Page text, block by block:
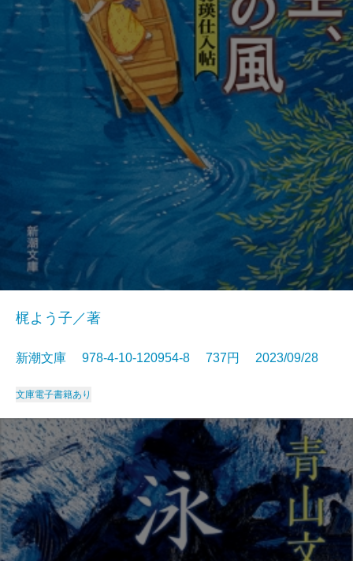
梶よう子／著
新潮文庫 978-4-10-120954-8 737円 2023/09/28
文庫電子書籍あり